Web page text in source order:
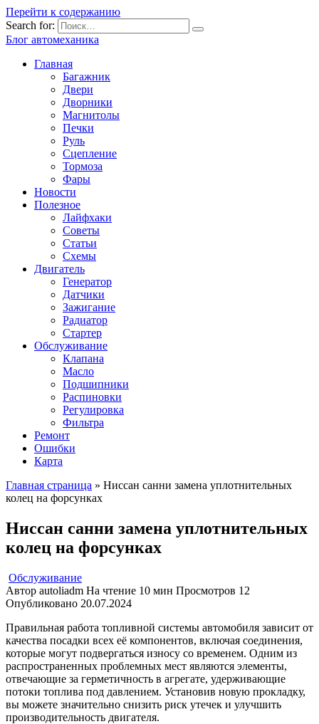
Перейти к содержанию
Search for:
Блог автомеханика
Главная
Багажник
Двери
Дворники
Магнитолы
Печки
Руль
Сцепление
Тормоза
Фары
Новости
Полезное
Лайфхаки
Советы
Статьи
Схемы
Двигатель
Генератор
Датчики
Зажигание
Радиатор
Стартер
Обслуживание
Клапана
Масло
Подшипники
Распиновки
Регулировка
Фильтра
Ремонт
Ошибки
Карта
Главная страница » Ниссан санни замена уплотнительных
колец на форсунках
Ниссан санни замена уплотнительных
колец на форсунках
Обслуживание
Автор autoliadm На чтение 10 мин Просмотров 12
Опубликовано 20.07.2024
Правильная работа топливной системы автомобиля зависит от
качества посадки всех её компонентов, включая соединения,
которые могут подвергаться износу со временем. Одним из
распространенных проблемных мест являются элементы,
отвечающие за герметичность в агрегате, удерживающие
потоки топлива под давлением. Установив новую прокладку,
вы можете значительно снизить риск утечек и улучшить
производительность двигателя.